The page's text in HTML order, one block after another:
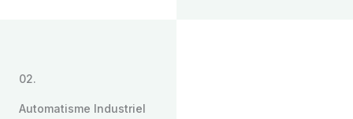
02.
Automatisme Industriel